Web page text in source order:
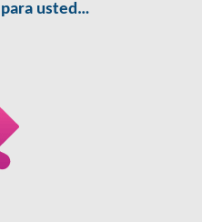
usted…